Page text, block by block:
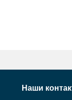
Наши